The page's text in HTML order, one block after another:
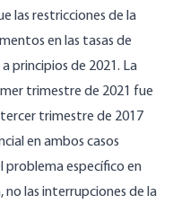
las restricciones de la
en las tasas de
principios de 2021. La
trimestre de 2021 fue
trimestre de 2017
en ambos casos
problema específico en
no las interrupciones de la